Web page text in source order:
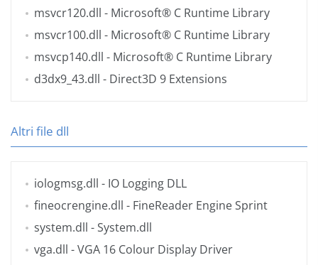
msvcr120.dll - Microsoft® C Runtime Library
msvcr100.dll - Microsoft® C Runtime Library
msvcp140.dll - Microsoft® C Runtime Library
d3dx9_43.dll - Direct3D 9 Extensions
Altri file dll
iologmsg.dll - IO Logging DLL
fineocrengine.dll - FineReader Engine Sprint
system.dll - System.dll
vga.dll - VGA 16 Colour Display Driver